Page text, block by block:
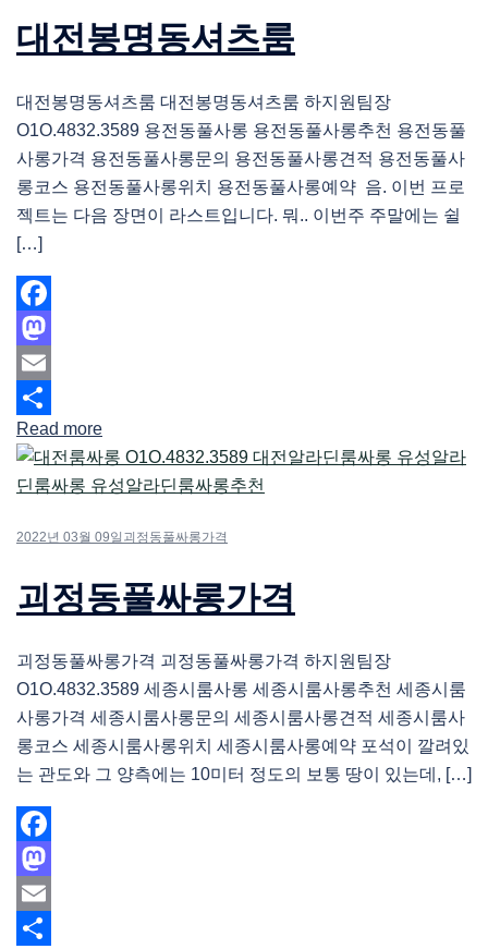
대전봉명동셔츠룸
대전봉명동셔츠룸 대전봉명동셔츠룸 하지원팀장
O1O.4832.3589 용전동풀사롱 용전동풀사롱추천 용전동풀
사롱가격 용전동풀사롱문의 용전동풀사롱견적 용전동풀사
롱코스 용전동풀사롱위치 용전동풀사롱예약 음. 이번 프로
젝트는 다음 장면이 라스트입니다. 뭐.. 이번주 주말에는 쉴
[…]
Facebook
Mastodon
Email
Share
Read more
2022년 03월 09일 괴정동풀싸롱가격
괴정동풀싸롱가격
괴정동풀싸롱가격 괴정동풀싸롱가격 하지원팀장
O1O.4832.3589 세종시룸사롱 세종시룸사롱추천 세종시룸
사롱가격 세종시룸사롱문의 세종시룸사롱견적 세종시룸사
롱코스 세종시룸사롱위치 세종시룸사롱예약 포석이 깔려있
는 관도와 그 양측에는 10미터 정도의 보통 땅이 있는데, […]
Facebook
Mastodon
Email